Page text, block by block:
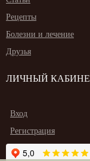
Рецепты
Болезни и лечение
Друзья
ЛИЧНЫЙ
Вход
Регистрация